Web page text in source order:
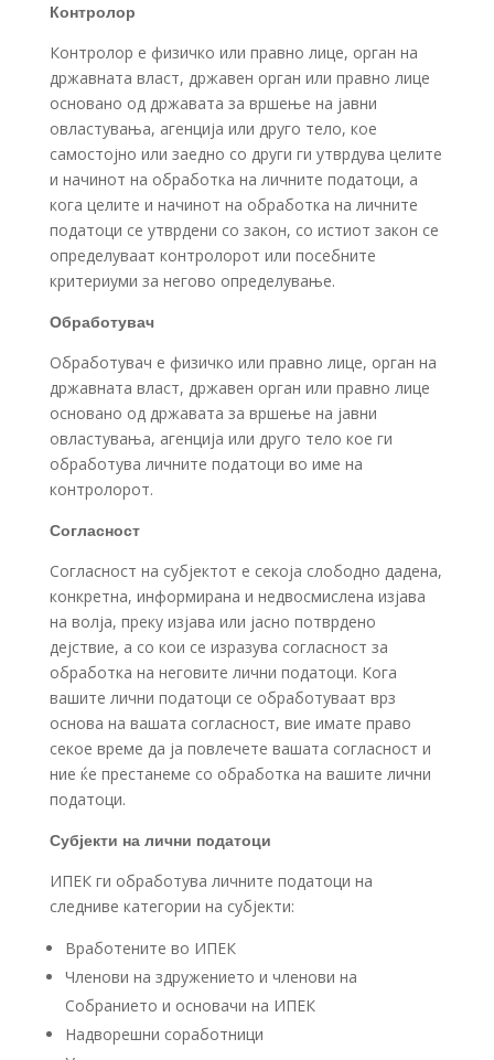
Контролор
Контролор е физичко или правно лице, орган на
државната власт, државен орган или правно лице
основано од државата за вршење на јавни
овластувања, агенција или друго тело, кое
самостојно или заедно со други ги утврдува целите
и начинот на обработка на личните податоци, а
кога целите и начинот на обработка на личните
податоци се утврдени со закон, со истиот закон се
определуваат контролорот или посебните
критериуми за негово определување.
Обработувач
Обработувач е физичко или правно лице, орган на
државната власт, државен орган или правно лице
основано од државата за вршење на јавни
овластувања, агенција или друго тело кое ги
обработува личните податоци во име на
контролорот.
Согласност
Согласност на субјектот е секоја слободно дадена,
конкретна, информирана и недвосмислена изјава
на волја, преку изјава или јасно потврдено
дејствие, а со кои се изразува согласност за
обработка на неговите лични податоци. Кога
вашите лични податоци се обработуваат врз
основа на вашата согласност, вие имате право
секое време да ја повлечете вашата согласност и
ние ќе престанеме со обработка на вашите лични
податоци.
Субјекти на лични податоци
ИПЕК ги обработува личните податоци на
следниве категории на субјекти:
Вработените во ИПЕК
Членови на здружението и членови на
Собранието и основачи на ИПЕК
Надворешни соработници